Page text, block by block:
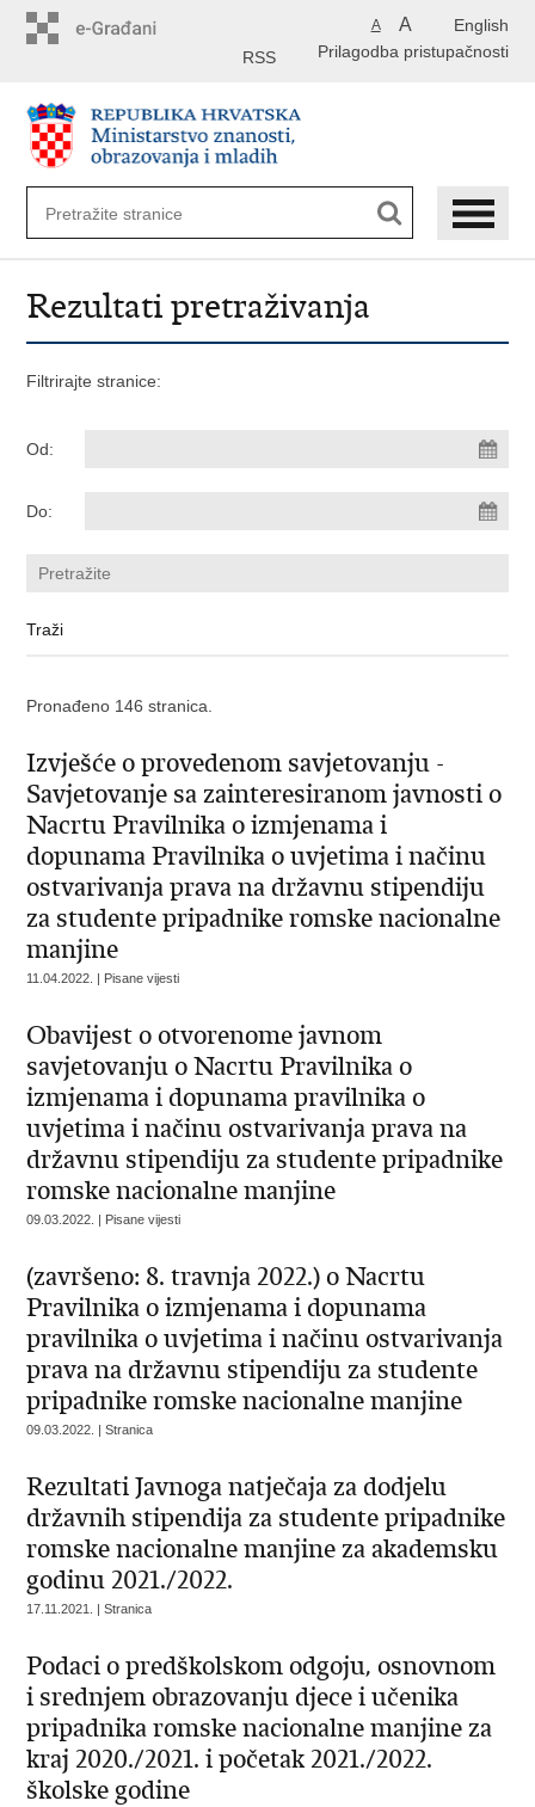
English
A A
Prilagodba pristupačnosti
RSS
Rezultati pretraživanja
Filtrirajte stranice:
Od:
Do:
Pronađeno 146 stranica.
Izvješće o provedenom savjetovanju -
Savjetovanje sa zainteresiranom javnosti o
Nacrtu Pravilnika o izmjenama i
dopunama Pravilnika o uvjetima i načinu
ostvarivanja prava na državnu stipendiju
za studente pripadnike romske nacionalne
manjine
11.04.2022. | Pisane vijesti
Obavijest o otvorenome javnom
savjetovanju o Nacrtu Pravilnika o
izmjenama i dopunama pravilnika o
uvjetima i načinu ostvarivanja prava na
državnu stipendiju za studente pripadnike
romske nacionalne manjine
09.03.2022. | Pisane vijesti
(završeno: 8. travnja 2022.) o Nacrtu
Pravilnika o izmjenama i dopunama
pravilnika o uvjetima i načinu ostvarivanja
prava na državnu stipendiju za studente
pripadnike romske nacionalne manjine
09.03.2022. | Stranica
Rezultati Javnoga natječaja za dodjelu
državnih stipendija za studente pripadnike
romske nacionalne manjine za akademsku
godinu 2021./2022.
17.11.2021. | Stranica
Podaci o predškolskom odgoju, osnovnom
i srednjem obrazovanju djece i učenika
pripadnika romske nacionalne manjine za
kraj 2020./2021. i početak 2021./2022.
školske godine